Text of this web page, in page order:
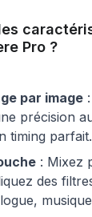
Pro ?
par image
précision
timing parfait.
: Mixez
des